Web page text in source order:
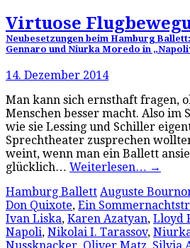
Virtuose
Neubesetzungen beim Hamburg
Gennaro und Niurka Moredo in
14. Dezember 2014
Man kann sich ernsthaft fragen,
Menschen besser macht. Also im
wie sie Lessing und Schiller
Sprechtheater zusprechen
weint, wenn man ein Ballett
glücklich… Weiterlesen… →
Hamburg Ballett Auguste
Don Quixote, Ein
Ivan Liska, Karen Azatyan, Lloyd
Napoli, Nikolai I. Tarassov,